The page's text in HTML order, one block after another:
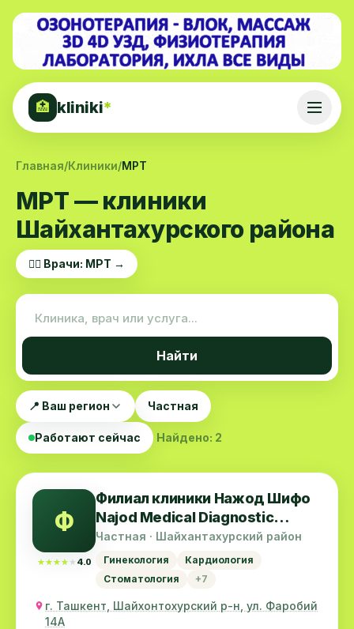
🏥 kliniki*
Главная/Клиники/МРТ
МРТ — клиники
Шайхантахурского района
👨‍⚕️ Врачи: МРТ →
Найти
📍 Ваш регион Частная
Работают сейчас Найдено: 2
Ф
★★★★★
★★★★★ 4.0
Филиал клиники Нажод Шифо
Najod Medical Diagnostic
Center
Частная · Шайхантахурский район
Гинекология
Кардиология
Стоматология
+7
г. Ташкент, Шайхонтохурский р-н, ул. Фаробий
14А